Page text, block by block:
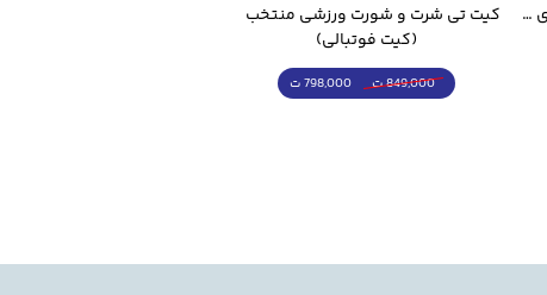
قمقمه ورزشی جاگ واتر 2.2 لیتر ایزی فیت
(کیت فوتبالی)
849,000 ت 798,000 ت